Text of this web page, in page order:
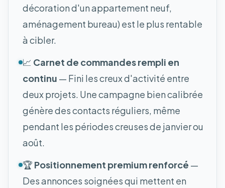
décoration d'un appartement neuf,
aménagement bureau) est le plus rentable
à cibler.
📈 Carnet de commandes rempli en
continu — Fini les creux d'activité entre
deux projets. Une campagne bien calibrée
génère des contacts réguliers, même
pendant les périodes creuses de janvier ou
août.
🏆 Positionnement premium renforcé —
Des annonces soignées qui mettent en